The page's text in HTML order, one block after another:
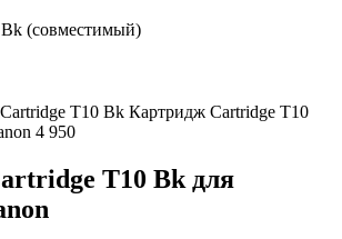
(совместимый)
Картридж Cartridge T10
4 950
T10 Bk для